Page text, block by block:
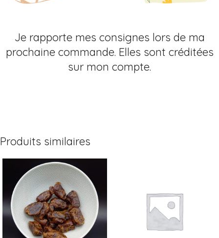
Je rapporte mes consignes lors de ma
prochaine commande. Elles sont créditées
sur mon compte.
Produits similaires